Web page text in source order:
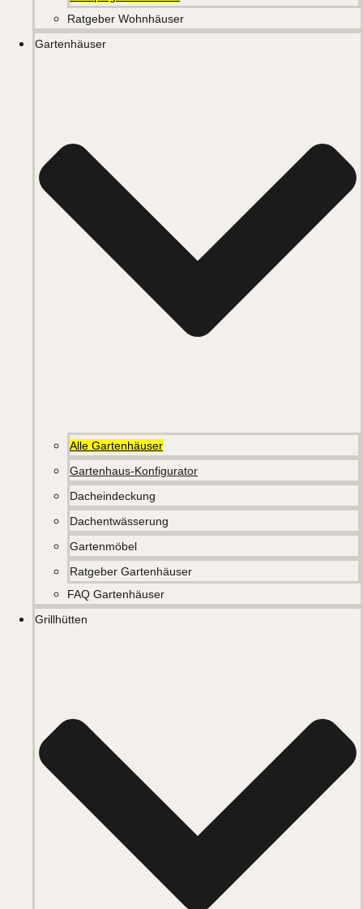
Ratgeber Wohnhäuser
Gartenhäuser
Alle Gartenhäuser
Gartenhaus-Konfigurator
Dacheindeckung
Dachentwässerung
Gartenmöbel
Ratgeber Gartenhäuser
FAQ Gartenhäuser
Grillhütten